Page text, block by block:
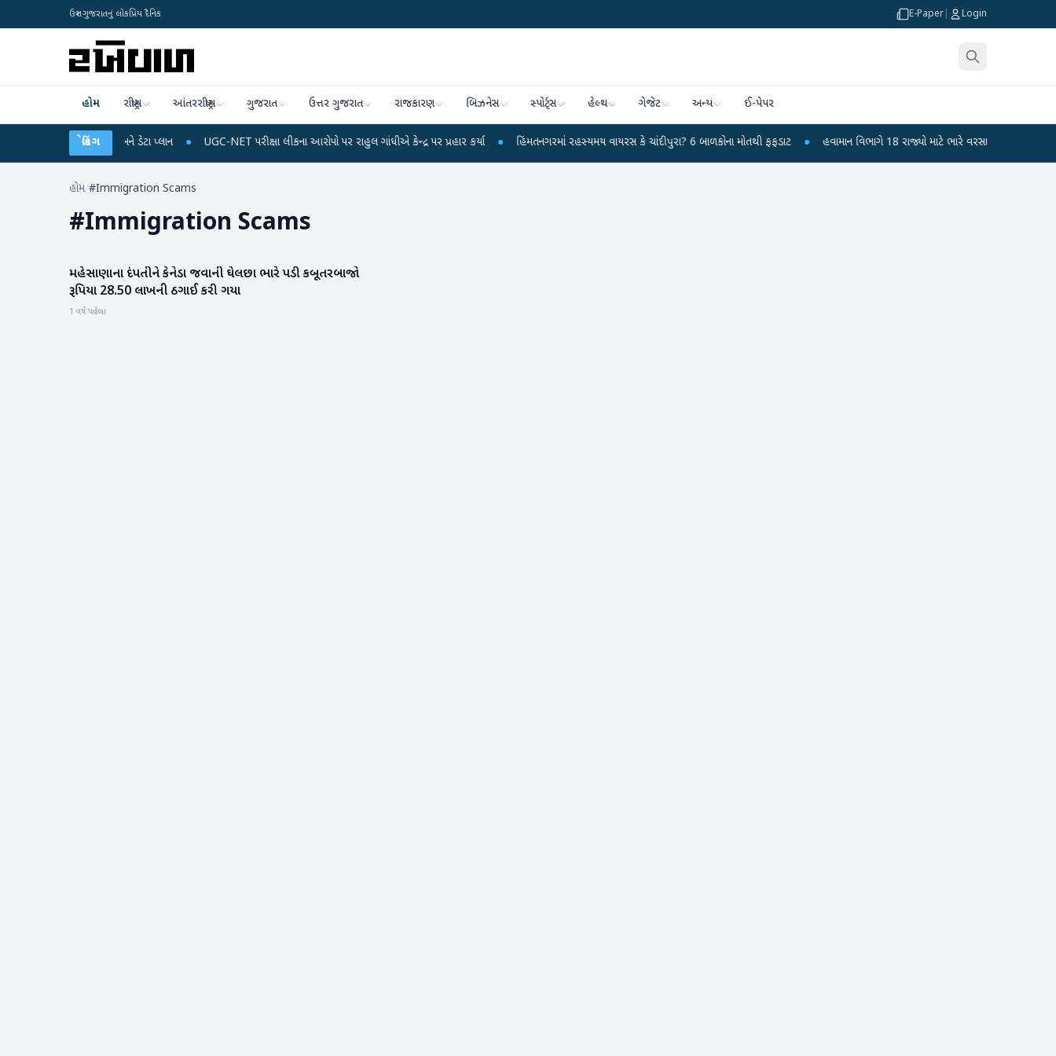
ઉત્તર ગુજરાતનું લોકપ્રિય દૈનિક E-Paper Login
હોમ રાષ્ટ્રીય આંતરરાષ્ટ્રીય ગુજરાત ઉત્તર ગુજરાત રાજકારણ બિઝનેસ સ્પોર્ટ્સ હેલ્થ ગેજેટ અન્ય ઈ-પેપર
બ્રેકિંગ
રિચાર્જ અને ડેટા પ્લાન ● UGC-NET પરીક્ષા લીકના આરોપો પર રાહુલ ગાંધીએ કેન્દ્ર પર પ્રહાર કર્યા ● હિંમતનગરમાં રહસ્યમય વાયરસ કે ચાંદીપુરા? 6 બાળકોના મોતથી ફફડાટ ● હવામાન વિભાગે 18 રાજ્યો માટે ભારે વરસાદની ચેતવણી જારી કરી
હોમ/#Immigration Scams
#Immigration Scams
મહેસાણા
મહેસાણાના દંપતીને કેનેડા જવાની ઘેલછા ભારે પડી કબૂતરબાજો
રૂપિયા 28.50 લાખની ઠગાઈ કરી ગયા
1 વર્ષ પહેલા